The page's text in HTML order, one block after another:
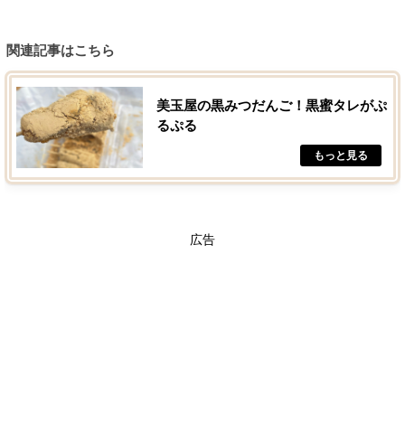
関連記事はこちら
美玉屋の黒みつだんご！黒蜜タレがぷ
るぷる
広告